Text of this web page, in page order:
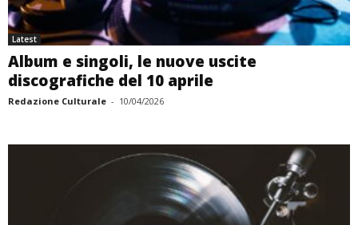
Latest
Album e singoli, le nuove uscite
discografiche del 10 aprile
Redazione Culturale - 10/04/2026